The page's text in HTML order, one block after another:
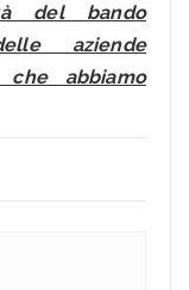
del bando
aziende
abbiamo